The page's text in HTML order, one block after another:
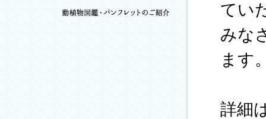
てい
みな
ます
詳細